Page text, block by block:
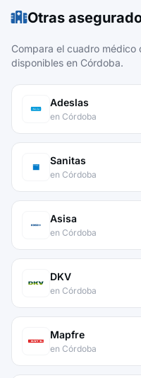
Otras
Compara el cuadro
disponibles en Córdoba.
Adeslas
en Córdoba
Sanitas
en Córdoba
Asisa
en Córdoba
DKV
en Córdoba
Mapfre
en Córdoba